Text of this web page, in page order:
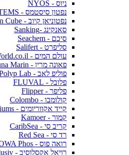
ניוס - NYOS
נפטון סיסטמס - NEPTUNE SYSTEMS
נפטוניאן קיוב - Neptunian Cube
סאנקינג -Sanking
סיכם - Seachem
סליפרט - Salifert
עולם המים - AquaWorld.co.il
פאונה מרין - Fauna Marin
פוליפ לאב - Polyp Lab
פלובל - FLUVAL
פליפר - Flipper
קולומבו - Colombo
קייד אקווריומים - CADE Aquariums
קמור - Kamoer
קריב סי - CaribSea
רד סי - Red Sea
רואה פוס - ROWA Phos
רויאל אקסלוסיב - Royal Exclusiv